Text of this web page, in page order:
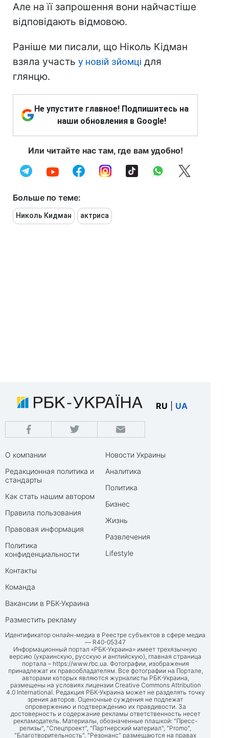
Але на її запрошення вони найчастіше
відповідають відмовою.
Раніше ми писали, що Ніколь Кідман
взяла участь у новій зйомці для
глянцю.
Не упустите главное! Подпишитесь на
наши обновления в Google!
Или читайте нас там, где вам удобно!
Больше по теме:
Николь Кидман актриса
RU UA
О компании
Редакционная политика и
стандарты
Как стать нашим автором
Правила пользования
Правовая информация
Политика
конфиденциальности
Контакты
Команда
Вакансии в РБК-Украина
Разместить рекламу
Новости Украины
Аналитика
Политика
Бизнес
Жизнь
Развлечения
Lifestyle
Идентификатор онлайн-медиа в Реестре субъектов в сфере медиа
— R40-05347
Информационный портал «РБК-Украина» имеет трехязычную
версию (украинскую, русскую и английскую), главная страница
портала – https://www.rbc.ua . Фотографии, изображения
принадлежат их правообладателям. Все фотографии на Портале,
авторами которых являются журналисты РБК-Украина,
размещены на условиях лицензии Creative Commons Attribution
4.0 International. Редакция РБК-Украина может не разделять точку
зрения авторов. Оценочные суждения не подлежат
опровержению и подтверждению их правдивости. За
достоверность и содержание рекламы ответственность несет
рекламодатель. Материалы, обозначенные плашкой: "Пресс-
релизы", "Спецпроект", "Партнерский материал", "Promo",
"Благотворительность", "Резонанс" размещаются на правах